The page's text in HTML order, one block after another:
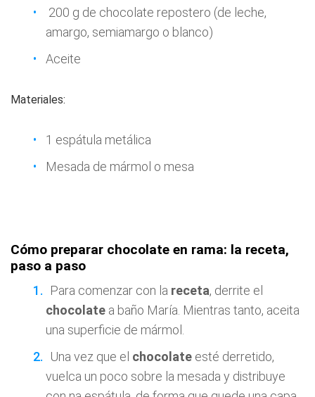
200 g de chocolate repostero (de leche,
amargo, semiamargo o blanco)
Aceite
Materiales:
1 espátula metálica
Mesada de mármol o mesa
Cómo preparar chocolate en rama: la receta,
paso a paso
Para comenzar con la receta, derrite el
chocolate a baño María. Mientras tanto, aceita
una superficie de mármol.
Una vez que el chocolate esté derretido,
vuelca un poco sobre la mesada y distribuye